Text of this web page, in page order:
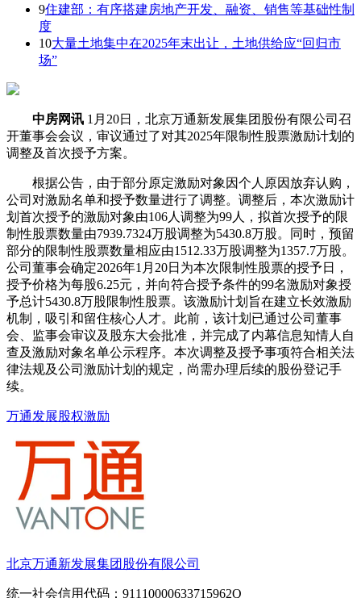
9住建部：有序搭建房地产开发、融资、销售等基础性制
度
10大量土地集中在2025年末出让，土地供给应“回归市
场”
中房网讯 1月20日，北京万通新发展集团股份有限公司召
开董事会会议，审议通过了对其2025年限制性股票激励计划的
调整及首次授予方案。
根据公告，由于部分原定激励对象因个人原因放弃认购，
公司对激励名单和授予数量进行了调整。调整后，本次激励计
划首次授予的激励对象由106人调整为99人，拟首次授予的限
制性股票数量由7939.7324万股调整为5430.8万股。同时，预留
部分的限制性股票数量相应由1512.33万股调整为1357.7万股。
公司董事会确定2026年1月20日为本次限制性股票的授予日，
授予价格为每股6.25元，并向符合授予条件的99名激励对象授
予总计5430.8万股限制性股票。该激励计划旨在建立长效激励
机制，吸引和留住核心人才。此前，该计划已通过公司董事
会、监事会审议及股东大会批准，并完成了内幕信息知情人自
查及激励对象名单公示程序。本次调整及授予事项符合相关法
律法规及公司激励计划的规定，尚需办理后续的股份登记手
续。
万通发展股权激励
北京万通新发展集团股份有限公司
统一社会信用代码：91110000633715962Q